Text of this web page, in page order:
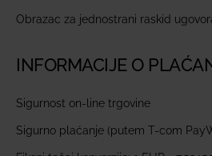
Obrazac za jednostrani raskid
INFORMACIJE O
Sigurnost on-line trgovine
Sigurno plaćanje (putem T-com